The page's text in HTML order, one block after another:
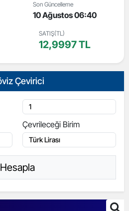
Son Güncelleme
10 Ağustos 06:40
SATIŞ(TL)
12,9997 TL
Çevirici
Çevrileceği Birim
Hesapla